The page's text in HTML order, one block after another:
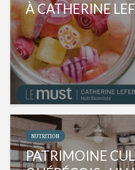
À CATHERINE
NUTRITION
PATRIMOINE